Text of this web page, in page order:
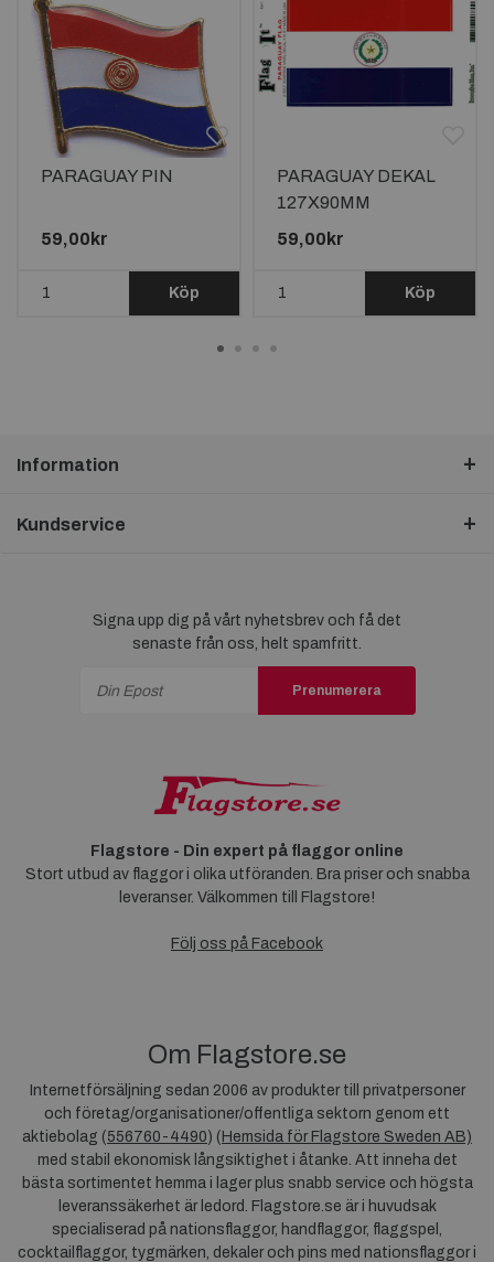
PARAGUAY PIN
59,00kr
Köp
PARAGUAY DEKAL
127X90MM
59,00kr
Köp
Information
Kundservice
Signa upp dig på vårt nyhetsbrev och få det
senaste från oss, helt spamfritt.
Prenumerera
Flagstore - Din expert på flaggor online
Stort utbud av flaggor i olika utföranden. Bra priser och snabba
leveranser. Välkommen till Flagstore!
Följ oss på Facebook
Om Flagstore.se
Internetförsäljning sedan 2006 av produkter till privatpersoner
och företag/organisationer/offentliga sektorn genom ett
aktiebolag (556760-4490) ( Hemsida för Flagstore Sweden AB)
med stabil ekonomisk långsiktighet i åtanke. Att inneha det
bästa sortimentet hemma i lager plus snabb service och högsta
leveranssäkerhet är ledord. Flagstore.se är i huvudsak
specialiserad på nationsflaggor, handflaggor, flaggspel,
cocktailflaggor, tygmärken, dekaler och pins med nationsflaggor i